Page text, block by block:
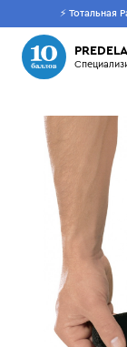
⚡ Тотальная
Пусто
Что будем